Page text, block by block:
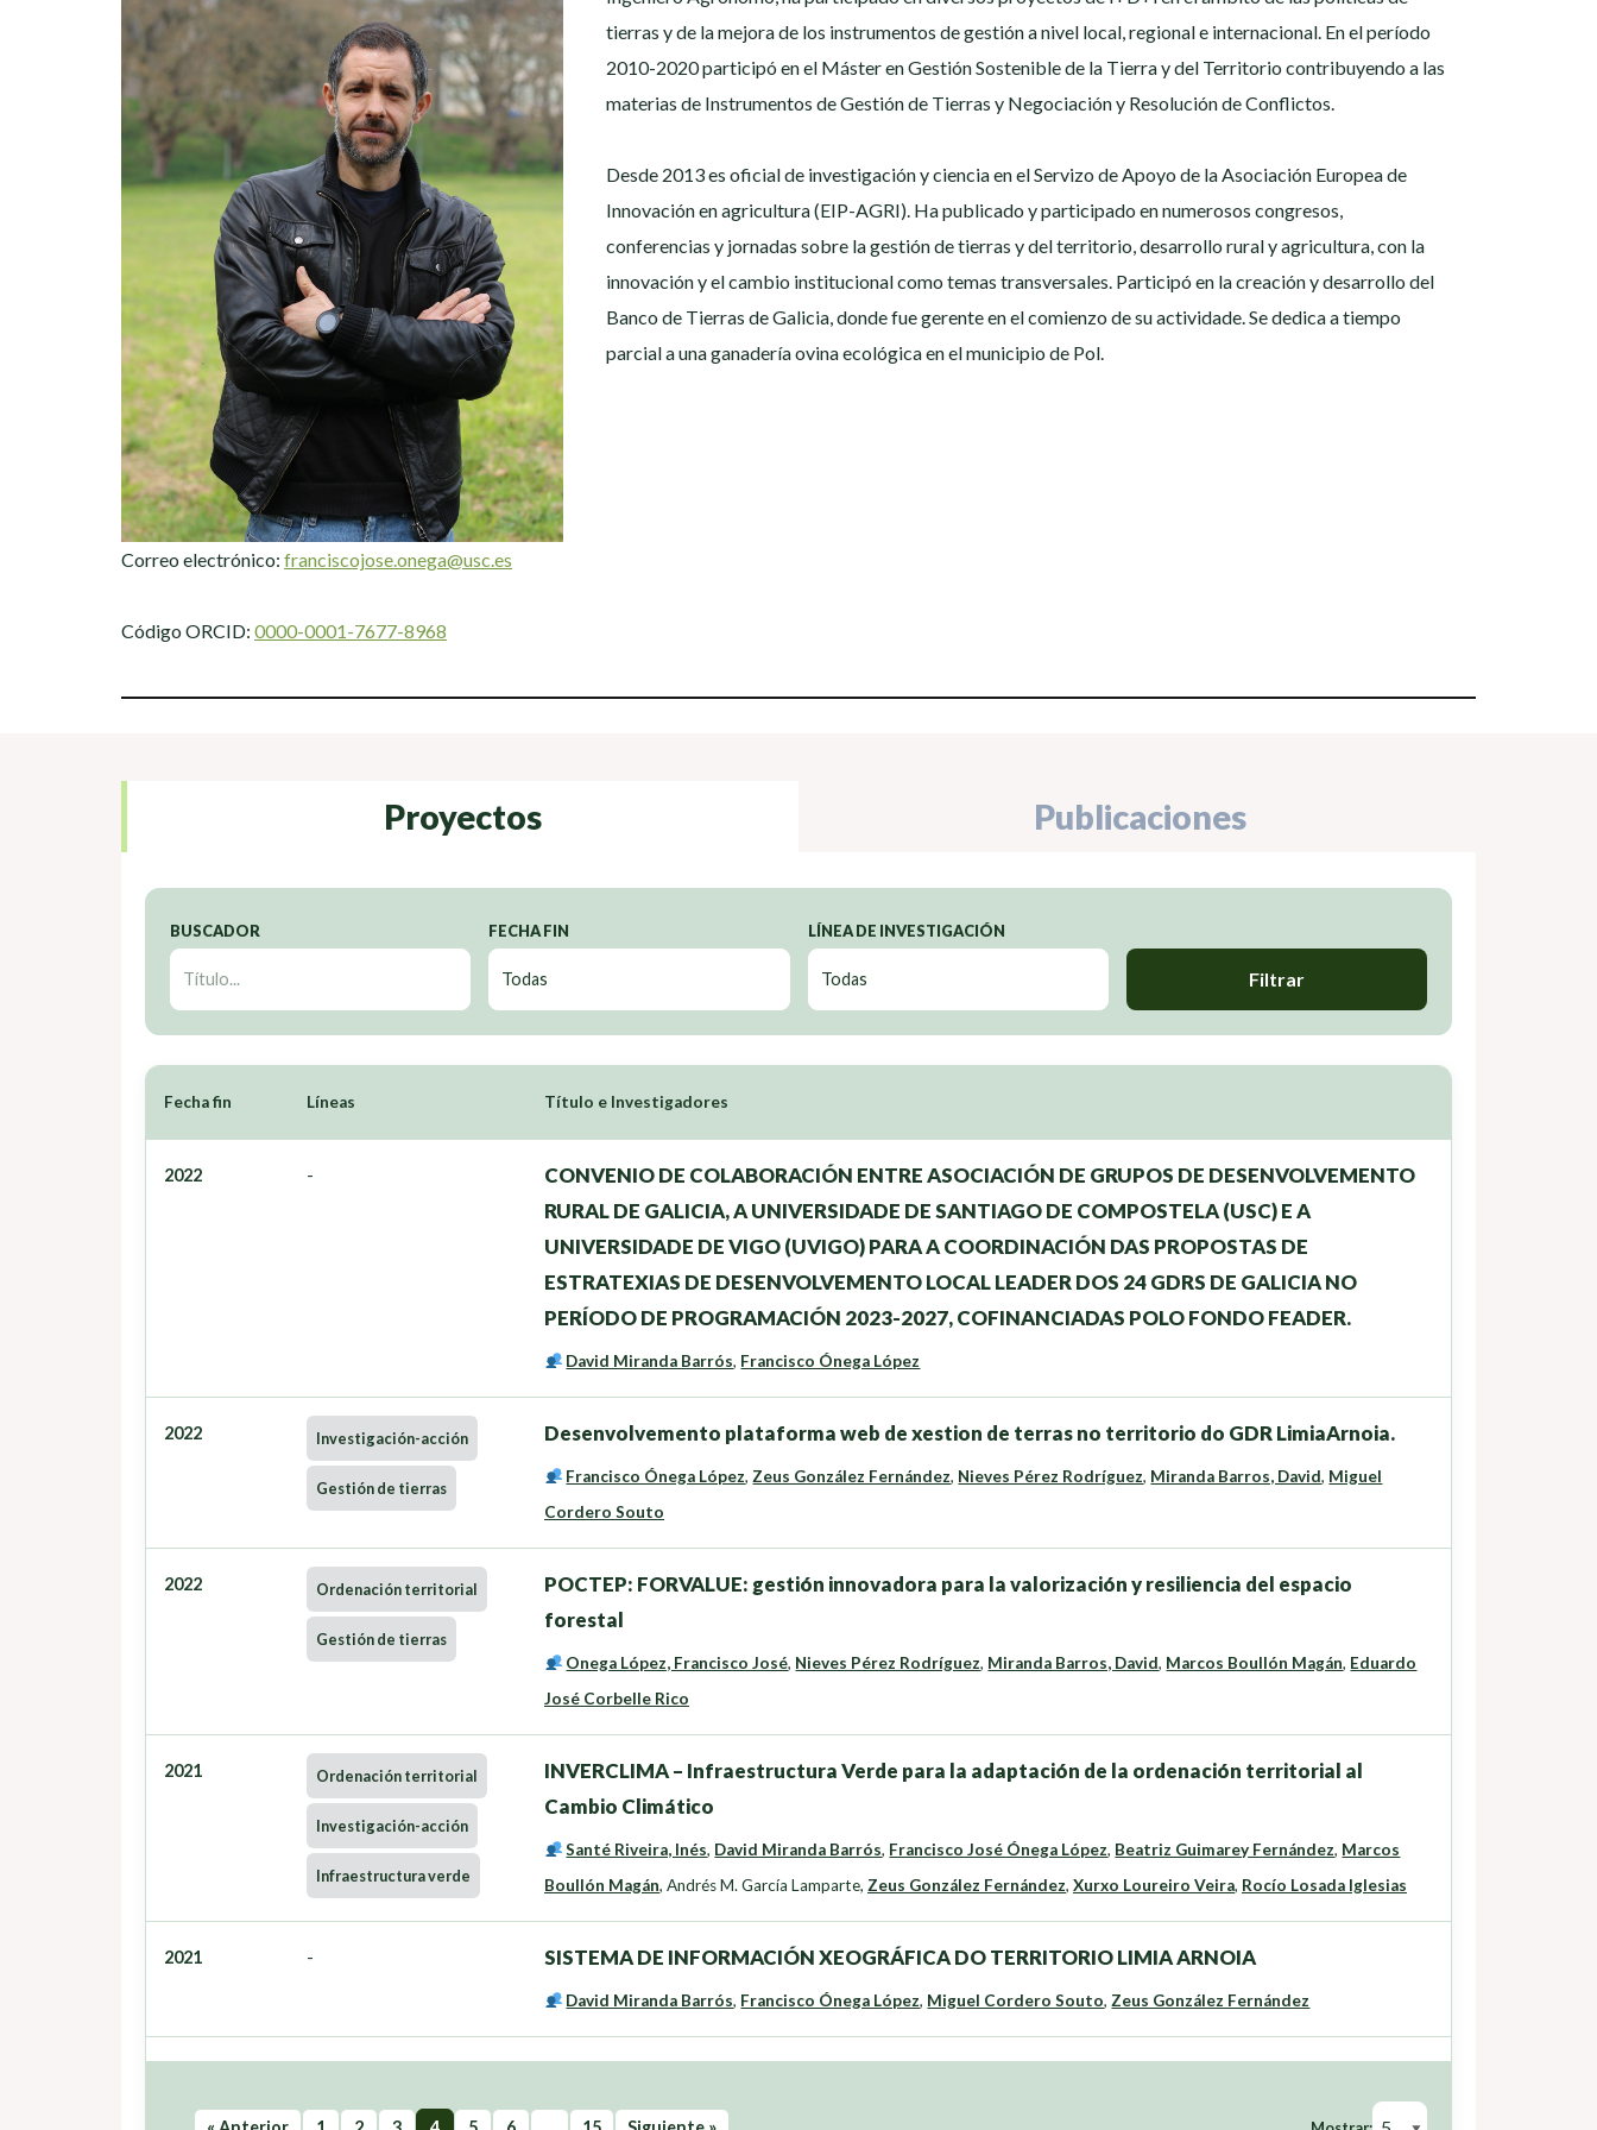
tierras y de la mejora de los instrumentos de gestión a nivel local, regional e internacional. En el período
2010-2020 participó en el Máster en Gestión Sostenible de la Tierra y del Territorio contribuyendo a las
materias de Instrumentos de Gestión de Tierras y Negociación y Resolución de Conflictos.
Desde 2013 es oficial de investigación y ciencia en el Servizo de Apoyo de la Asociación Europea de
Innovación en agricultura (EIP-AGRI). Ha publicado y participado en numerosos congresos,
conferencias y jornadas sobre la gestión de tierras y del territorio, desarrollo rural y agricultura, con la
innovación y el cambio institucional como temas transversales. Participó en la creación y desarrollo del
Banco de Tierras de Galicia, donde fue gerente en el comienzo de su actividade. Se dedica a tiempo
parcial a una ganadería ovina ecológica en el municipio de Pol.
Correo electrónico: franciscojose.onega@usc.es
Código ORCID: 0000-0001-7677-8968
Proyectos Publicaciones
BUSCADOR FECHA FIN LÍNEA DE INVESTIGACIÓN
Filtrar
Fecha fin Líneas Título e Investigadores
2022 -
CONVENIO DE COLABORACIÓN ENTRE ASOCIACIÓN DE GRUPOS DE DESENVOLVEMENTO
RURAL DE GALICIA, A UNIVERSIDADE DE SANTIAGO DE COMPOSTELA (USC) E A
UNIVERSIDADE DE VIGO (UVIGO) PARA A COORDINACIÓN DAS PROPOSTAS DE
ESTRATEXIAS DE DESENVOLVEMENTO LOCAL LEADER DOS 24 GDRS DE GALICIA NO
PERÍODO DE PROGRAMACIÓN 2023-2027, COFINANCIADAS POLO FONDO FEADER.
David Miranda Barrós, Francisco Ónega López
2022 Investigación-acción
Gestión de tierras
Desenvolvemento plataforma web de xestion de terras no territorio do GDR LimiaArnoia.
Francisco Ónega López, Zeus González Fernández, Nieves Pérez Rodríguez, Miranda Barros, David, Miguel
Cordero Souto
2022 Ordenación territorial
Gestión de tierras
POCTEP: FORVALUE: gestión innovadora para la valorización y resiliencia del espacio
forestal
Onega López, Francisco José, Nieves Pérez Rodríguez, Miranda Barros, David, Marcos Boullón Magán, Eduardo
José Corbelle Rico
2021 Ordenación territorial
Investigación-acción
Infraestructura verde
INVERCLIMA – Infraestructura Verde para la adaptación de la ordenación territorial al
Cambio Climático
Santé Riveira, Inés, David Miranda Barrós, Francisco José Ónega López, Beatriz Guimarey Fernández, Marcos
Boullón Magán, Andrés M. García Lamparte, Zeus González Fernández, Xurxo Loureiro Veira, Rocío Losada Iglesias
2021 - SISTEMA DE INFORMACIÓN XEOGRÁFICA DO TERRITORIO LIMIA ARNOIA
David Miranda Barrós, Francisco Ónega López, Miguel Cordero Souto, Zeus González Fernández